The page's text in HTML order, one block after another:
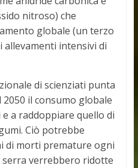
nitroso) che
globale (un terzo
allevamenti intensivi di
di scienziati punta
il consumo globale
a raddoppiare quello di
Ciò potrebbe
di morti premature ogni
serra verrebbero ridotte